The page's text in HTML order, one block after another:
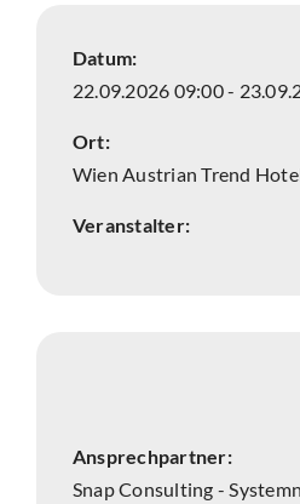
Datum:
22.09.2026 09:00 -
Ort:
Wien Austrian Trend
Veranstalter:
Ansprechpartner:
Snap Consulting -